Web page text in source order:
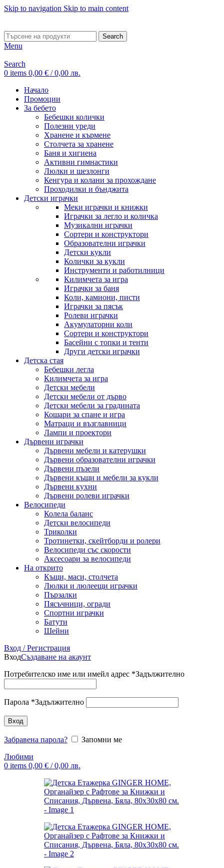
Skip to navigation Skip to main content
Search
Menu
Search
0 items 0,00 € / 0,00 лв.
Начало
Промоции
За бебето
Бебешки колички
Полезни уреди
Хранене и кърмене
Столчета за хранене
Баня и хигиена
Активни гимнастики
Люлки и шезлонги
Кенгура и колани за прохождане
Проходилки и бънджита
Детски играчки
Меки играчки и книжки
Играчки за легло и количка
Музикални играчки
Сортери и конструктори
Образователни играчки
Детски кукли
Колички за кукли
Инструменти и работилници
Килимчета за игра
Играчки за баня
Коли, камиони, писти
Играчки за пясък
Ролеви играчки
Акумулаторни коли
Сортери и конструктори
Басейни с топки и тенти
Други детски играчки
Детска стая
Бебешки легла
Килимчета за игра
Детски мебели
Детски мебели от дърво
Детски мебели за градината
Кошари за спане и игра
Матраци и възглавници
Лампи и проектори
Дървени играчки
Дървени мебели и катерушки
Дървени образователни играчки
Дървени пъзели
Дървени къщи и мебели за кукли
Дървени кухни
Дървени ролеви играчки
Велосипеди
Колела баланс
Детски велосипеди
Триколки
Тротинетки, скейтборди и ролери
Велосипеди със скорости
Аксесоари за велосипеди
На открито
Къщи, маси, столчета
Люлки и люлеещи играчки
Пързалки
Пясъчници, огради
Спортни играчки
Батути
Шейни
Вход / Регистрация
ВходСъздаване на акаунт
Потребителско име или имейл адрес *Задължително
Парола *Задължително
Вход
Забравена парола?
Запомни ме
Любими
0 items 0,00 € / 0,00 лв.